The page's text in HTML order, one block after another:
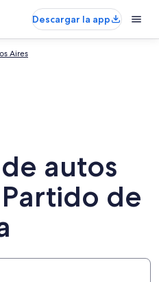
Descargar la app
Aires
autos
de